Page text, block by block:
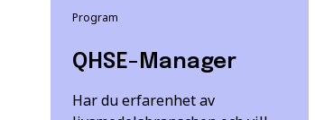
Program
QHSE-Manager
Har du erfarenhet av